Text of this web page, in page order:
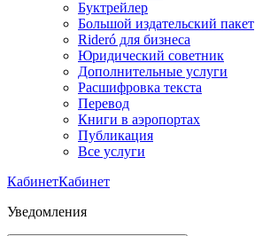
Буктрейлер
Большой издательский пакет
Rideró для бизнеса
Юридический советник
Дополнительные услуги
Расшифровка текста
Перевод
Книги в аэропортах
Публикация
Все услуги
КабинетКабинет
Уведомления